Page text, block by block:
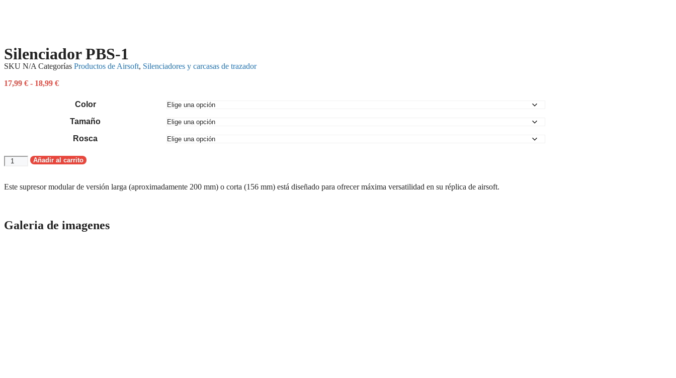
Silenciador PBS-1
SKU N/A Categorías Productos de Airsoft, Silenciadores y carcasas de trazador
17,99 € - 18,99 €
Color
Tamaño
Rosca
Añadir al carrito
Este supresor modular de versión larga (aproximadamente 200 mm) o corta (156 mm) está diseñado para ofrecer máxima versatilidad en su réplica de airsoft.
Galeria de imagenes